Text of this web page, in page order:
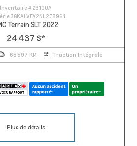
Inventaire # 26100A
3GKALVEV2NL278961
Terrain SLT 2022
24 437 $*
65 597 KM Traction Intégrale
Plus de détails